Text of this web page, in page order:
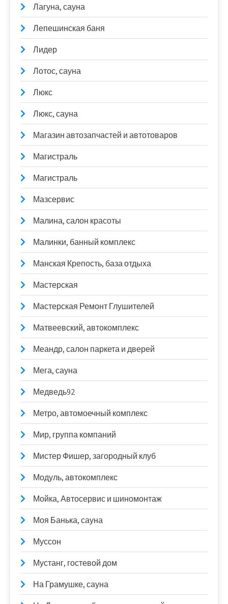
Лагуна, сауна
Лепешинская баня
Лидер
Лотос, сауна
Люкс
Люкс, сауна
Магазин автозапчастей и автотоваров
Магистраль
Магистраль
Мазсервис
Малина, салон красоты
Малинки, банный комплекс
Манская Крепость, база отдыха
Мастерская
Мастерская Ремонт Глушителей
Матвеевский, автокомплекс
Меандр, салон паркета и дверей
Мега, сауна
Медведь92
Метро, автомоечный комплекс
Мир, группа компаний
Мистер Фишер, загородный клуб
Модуль, автокомплекс
Мойка, Автосервис и шиномонтаж
Моя Банька, сауна
Муссон
Мустанг, гостевой дом
На Грамушке, сауна